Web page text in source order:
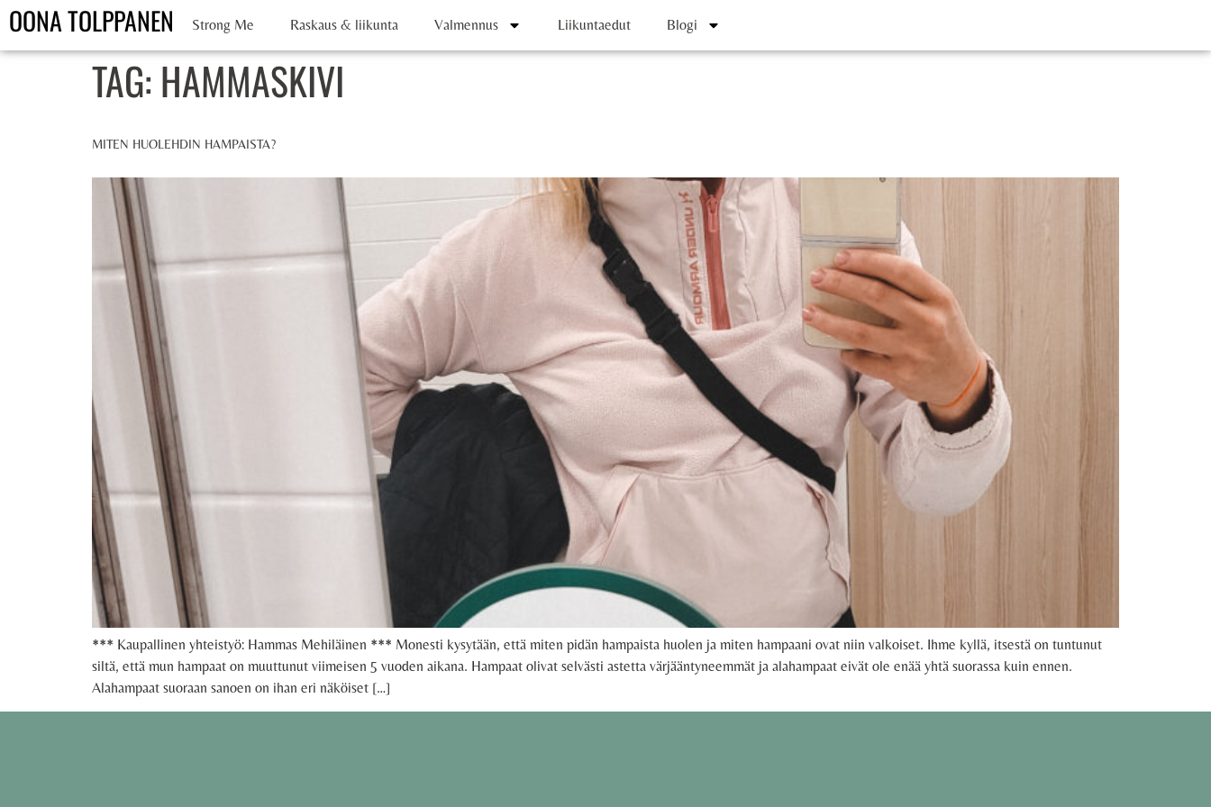
OONA TOLPPANEN Strong Me Raskaus & liikunta Valmennus Liikuntaedut Blogi
TAG: HAMMASKIVI
MITEN HUOLEHDIN HAMPAISTA?
*** Kaupallinen yhteistyö: Hammas Mehiläinen *** Monesti kysytään, että miten pidän hampaista huolen ja miten hampaani ovat niin valkoiset. Ihme kyllä, itsestä on tuntunut
siltä, että mun hampaat on muuttunut viimeisen 5 vuoden aikana. Hampaat olivat selvästi astetta värjääntyneemmät ja alahampaat eivät ole enää yhtä suorassa kuin ennen.
Alahampaat suoraan sanoen on ihan eri näköiset […]